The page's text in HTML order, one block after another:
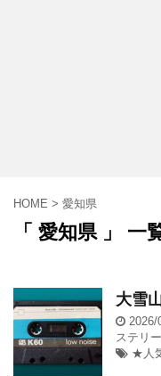
HOME > 愛知県
「 愛知県 」 一
大雪
2026/
ステリー
★人